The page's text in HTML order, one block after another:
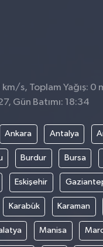
km/s, Toplam Yağış: 0
Gün Batımı: 18:34
Ankara Antalya
Burdur Bursa
Eskişehir
Karabük Karaman
Manisa